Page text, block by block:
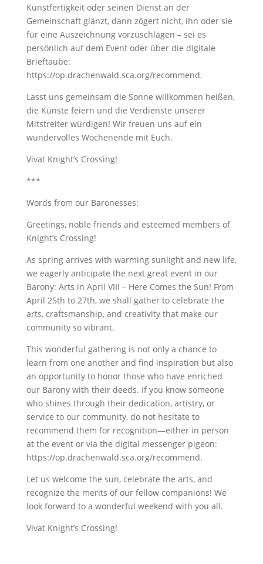
Kunstfertigkeit oder seinen Dienst an der
Gemeinschaft glänzt, dann zögert nicht, ihn oder sie
für eine Auszeichnung vorzuschlagen – sei es
persönlich auf dem Event oder über die digitale
Brieftaube:
https://op.drachenwald.sca.org/recommend.
Lasst uns gemeinsam die Sonne willkommen heißen,
die Künste feiern und die Verdienste unserer
Mitstreiter würdigen! Wir freuen uns auf ein
wundervolles Wochenende mit Euch.
Vivat Knight’s Crossing!
***
Words from our Baronesses:
Greetings, noble friends and esteemed members of
Knight’s Crossing!
As spring arrives with warming sunlight and new life,
we eagerly anticipate the next great event in our
Barony: Arts in April VIII – Here Comes the Sun! From
April 25th to 27th, we shall gather to celebrate the
arts, craftsmanship, and creativity that make our
community so vibrant.
This wonderful gathering is not only a chance to
learn from one another and find inspiration but also
an opportunity to honor those who have enriched
our Barony with their deeds. If you know someone
who shines through their dedication, artistry, or
service to our community, do not hesitate to
recommend them for recognition—either in person
at the event or via the digital messenger pigeon:
https://op.drachenwald.sca.org/recommend.
Let us welcome the sun, celebrate the arts, and
recognize the merits of our fellow companions! We
look forward to a wonderful weekend with you all.
Vivat Knight’s Crossing!